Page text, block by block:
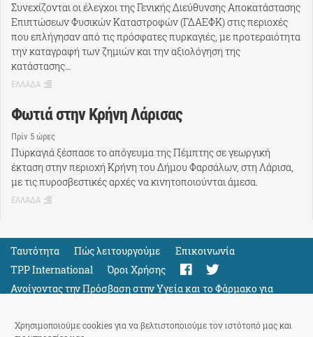
Χρησιμοποιούμε cookies για να βελτιστοποιούμε τον ιστότοπό μας και
Συνεχίζονται οι έλεγχοι της Γενικής Διεύθυνσης Αποκατάστασης
Επιπτώσεων Φυσικών Καταστροφών (ΓΔΑΕΦΚ) στις περιοχές
που επλήγησαν από τις πρόσφατες πυρκαγιές, με προτεραιότητα
την καταγραφή των ζημιών και την αξιολόγηση της
κατάστασης…
ΕΛΛΑΔΑ
Φωτιά στην Κρήνη Λάρισας
Πρίν 5 ώρες
Πυρκαγιά ξέσπασε το απόγευμα της Πέμπτης σε γεωργική
έκταση στην περιοχή Κρήνη του Δήμου Φαρσάλων, στη Λάρισα,
με τις πυροσβεστικές αρχές να κινητοποιούνται άμεσα.
ΕΛΛΑΔΑ
Ταυτότητα Πώς λειτουργούμε
Eπικοινωνία
TPP International
Όροι Χρήσης
Ανοίγοντας την Πρόσβαση στην Υγεία και το Φάρμακο για
Όλους
Support